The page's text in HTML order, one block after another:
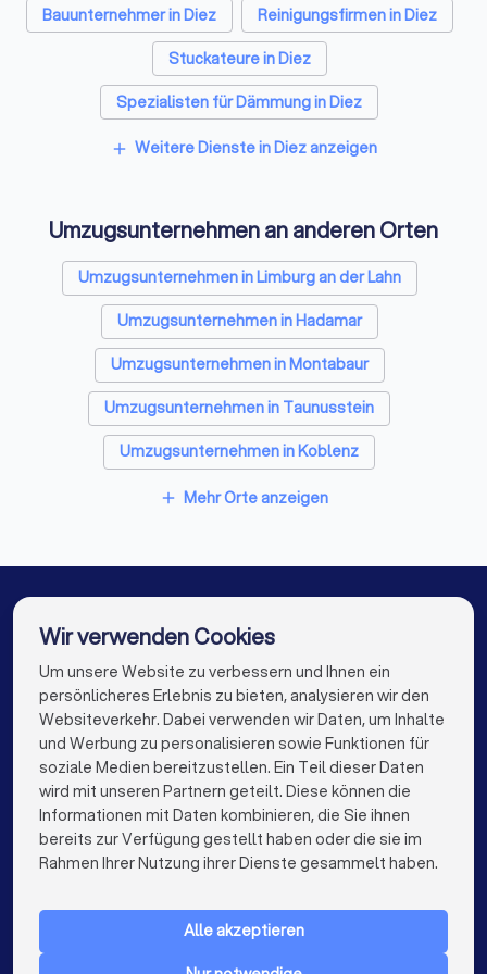
Bauunternehmer in Diez
Reinigungsfirmen in Diez
Stuckateure in Diez
Spezialisten für Dämmung in Diez
Kammerjäger in Diez
Sicherheitstechniker in Diez
Sanitärinstallateure in Diez
Fliesenleger in Diez
Fensterbauer in Diez
Bodenleger in Diez
add Weitere Dienste in Diez anzeigen
Umzugsunternehmen an anderen Orten
Umzugsunternehmen in Limburg an der Lahn
Umzugsunternehmen in Hadamar
Umzugsunternehmen in Montabaur
Umzugsunternehmen in Taunusstein
Umzugsunternehmen in Koblenz
Umzugsunternehmen in Niedernhausen
Umzugsunternehmen in Neuwied
Umzugsunternehmen in Eppstein
Umzugsunternehmen in Berlin
Umzugsunternehmen in Hamburg
Umzugsunternehmen in München
Umzugsunternehmen in Köln
Umzugsunternehmen in Stuttgart
add Mehr Orte anzeigen
Die besten Umzugsunternehmen für Sie
info@trustlocal.de
FÜR PRIVATPERSONEN
Wir verwenden Cookies
Um unsere Website zu verbessern und Ihnen ein
persönlicheres Erlebnis zu bieten, analysieren wir den
Websiteverkehr. Dabei verwenden wir Daten, um Inhalte
und Werbung zu personalisieren sowie Funktionen für
soziale Medien bereitzustellen. Ein Teil dieser Daten
wird mit unseren Partnern geteilt. Diese können die
Informationen mit Daten kombinieren, die Sie ihnen
bereits zur Verfügung gestellt haben oder die sie im
Rahmen Ihrer Nutzung ihrer Dienste gesammelt haben.
Alle akzeptieren